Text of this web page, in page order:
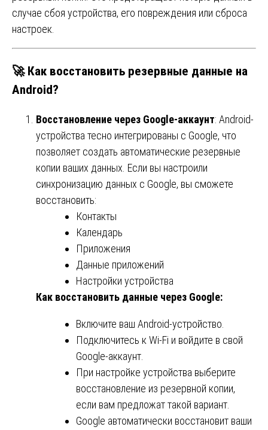
случае сбоя устройства, его повреждения или сброса
настроек.
🚀 Как восстановить резервные данные на
Android?
Восстановление через Google-аккаунт: Android-
устройства тесно интегрированы с Google, что
позволяет создать автоматические резервные
копии ваших данных. Если вы настроили
синхронизацию данных с Google, вы сможете
восстановить:
Контакты
Календарь
Приложения
Данные приложений
Настройки устройства
Как восстановить данные через Google:
Включите ваш Android-устройство.
Подключитесь к Wi-Fi и войдите в свой
Google-аккаунт.
При настройке устройства выберите
восстановление из резервной копии,
если вам предложат такой вариант.
Google автоматически восстановит ваши